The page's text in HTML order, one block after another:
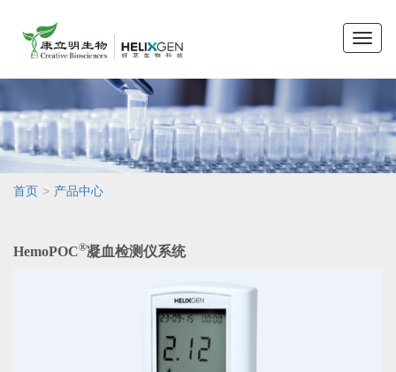
Toggle
首页 > 产品中心
HemoPOC®凝血检测仪系统